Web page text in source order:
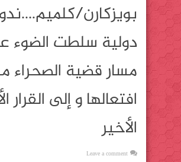
بويزكارن/
دولية سلطت الضوء
مسار قضية الصحراء
افتعالها و إلى القرار
الأخير
Leave a comment